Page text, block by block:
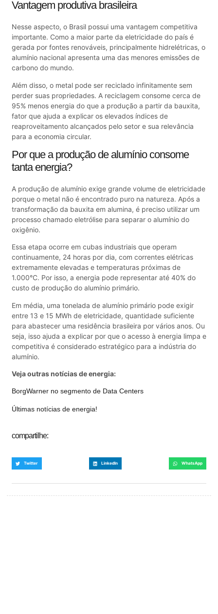
Vantagem produtiva brasileira
Nesse aspecto, o Brasil possui uma vantagem competitiva
importante. Como a maior parte da eletricidade do país é
gerada por fontes renováveis, principalmente hidrelétricas, o
alumínio nacional apresenta uma das menores emissões de
carbono do mundo.
Além disso, o metal pode ser reciclado infinitamente sem
perder suas propriedades. A reciclagem consome cerca de
95% menos energia do que a produção a partir da bauxita,
fator que ajuda a explicar os elevados índices de
reaproveitamento alcançados pelo setor e sua relevância
para a economia circular.
Por que a produção de alumínio consome
tanta energia?
A produção de alumínio exige grande volume de eletricidade
porque o metal não é encontrado puro na natureza. Após a
transformação da bauxita em alumina, é preciso utilizar um
processo chamado eletrólise para separar o alumínio do
oxigênio.
Essa etapa ocorre em cubas industriais que operam
continuamente, 24 horas por dia, com correntes elétricas
extremamente elevadas e temperaturas próximas de
1.000°C. Por isso, a energia pode representar até 40% do
custo de produção do alumínio primário.
Em média, uma tonelada de alumínio primário pode exigir
entre 13 e 15 MWh de eletricidade, quantidade suficiente
para abastecer uma residência brasileira por vários anos. Ou
seja, isso ajuda a explicar por que o acesso à energia limpa e
competitiva é considerado estratégico para a indústria do
alumínio.
Veja outras notícias de energia:
BorgWarner no segmento de Data Centers
Últimas notícias de energia!
compartilhe:
Twitter LinkedIn WhatsApp